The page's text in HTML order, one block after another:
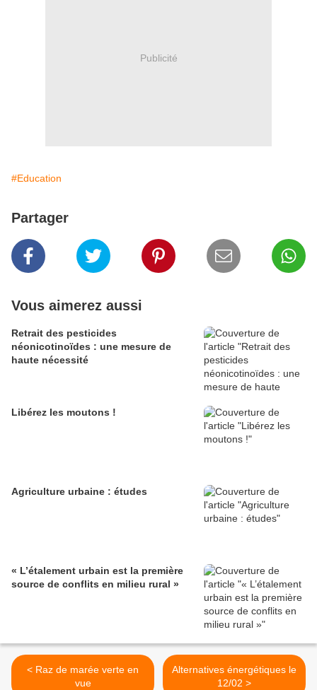
Publicité
#Education
Partager
Vous aimerez aussi
Retrait des pesticides
néonicotinoïdes : une mesure de
haute nécessité
Libérez les moutons !
Agriculture urbaine : études
« L’étalement urbain est la première
source de conflits en milieu rural »
< Raz de marée verte en
vue
Alternatives énergétiques le
12/02 >